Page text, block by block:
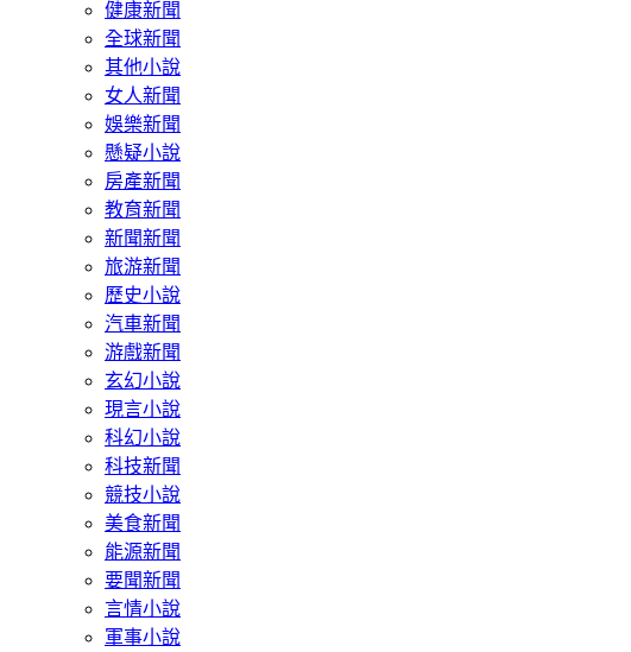
健康新聞
全球新聞
其他小說
女人新聞
娛樂新聞
懸疑小說
房產新聞
教育新聞
新聞新聞
旅游新聞
歷史小說
汽車新聞
游戲新聞
玄幻小說
現言小說
科幻小說
科技新聞
競技小說
美食新聞
能源新聞
要聞新聞
言情小說
軍事小說